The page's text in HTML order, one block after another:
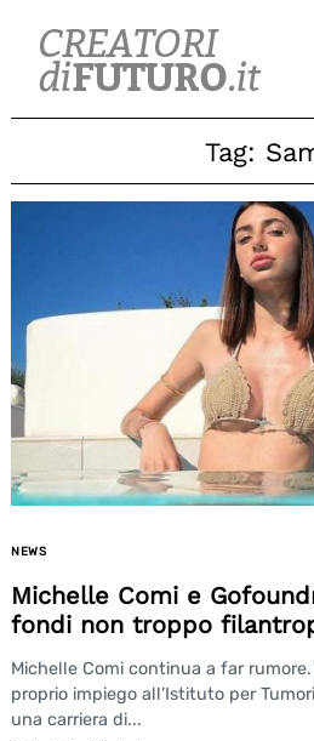
content
Tag:
NEWS
Michelle Comi e
fondi non troppo
Michelle Comi continua a far
proprio impiego all’Istituto per
una carriera di...